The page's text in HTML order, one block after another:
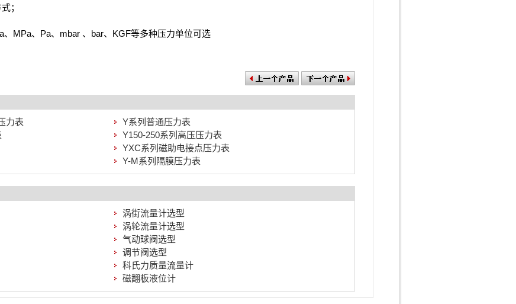
；
MPa、Pa、mbar 、bar、KGF等多种压力单位可选
力表
Y系列普通压力表
Y150-250系列高压压力表
YXC系列磁助电接点压力表
Y-M系列隔膜压力表
涡街流量计选型
涡轮流量计选型
气动球阀选型
调节阀选型
科氏力质量流量计
磁翻板液位计